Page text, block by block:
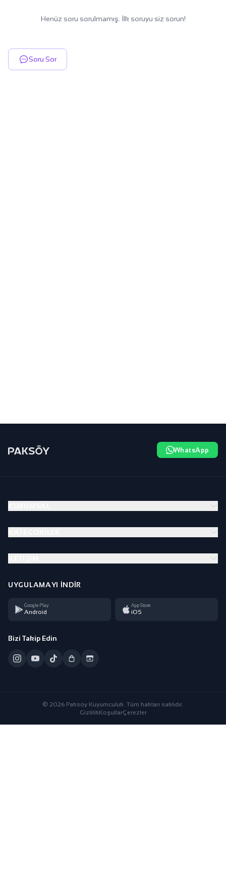
Henüz soru sorulmamış. İlk soruyu siz sorun!
Soru Sor
WhatsApp
UYGULAMAYI İNDIR
Google Play
Android
App Store
iOS
Bizi Takip Edin
© 2026 Paksoy Kuyumculuk. Tüm hakları saklıdır.
GizlilikKoşullarÇerezler